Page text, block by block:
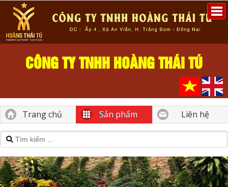
CÔNG TY TNHH HOÀNG THÁI TÚ
Trang chủ Sản phẩm Liên hệ